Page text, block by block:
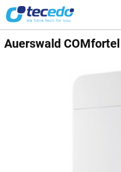
Auerswald